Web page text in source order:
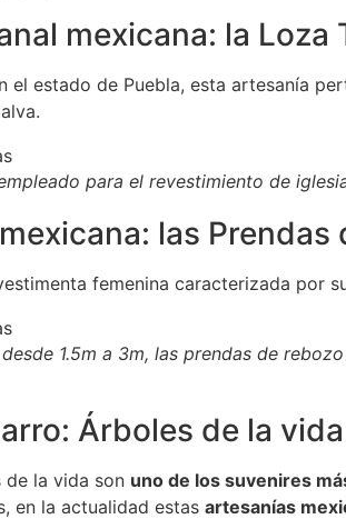
mexicana: la Loza
el estado de Puebla, esta artesanía
para el revestimiento de
las Prendas
femenina caracterizada por
1.5m a 3m, las prendas de
Árboles de la vida
de la vida son uno de los suvenires
en la actualidad estas artesanías